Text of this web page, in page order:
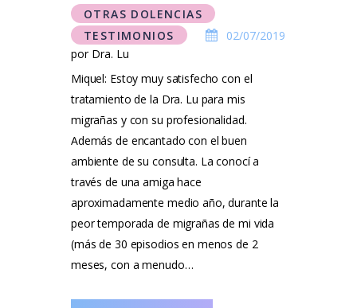
OTRAS DOLENCIAS
TESTIMONIOS
02/07/2019
por Dra. Lu
Miquel: Estoy muy satisfecho con el
tratamiento de la Dra. Lu para mis
migrañas y con su profesionalidad.
Además de encantado con el buen
ambiente de su consulta. La conocí a
través de una amiga hace
aproximadamente medio año, durante la
peor temporada de migrañas de mi vida
(más de 30 episodios en menos de 2
meses, con a menudo…